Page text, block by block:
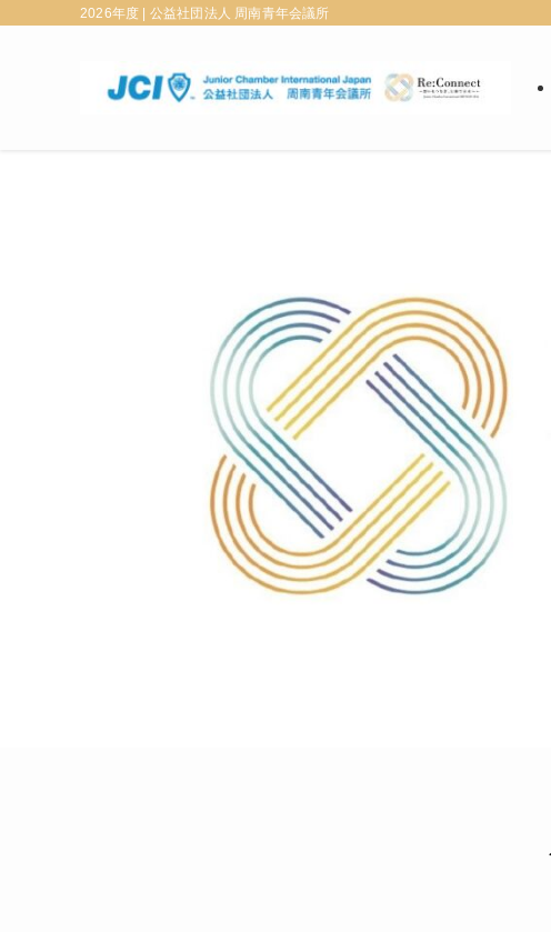
2026年度 | 公益社団法人 周南青年会議所